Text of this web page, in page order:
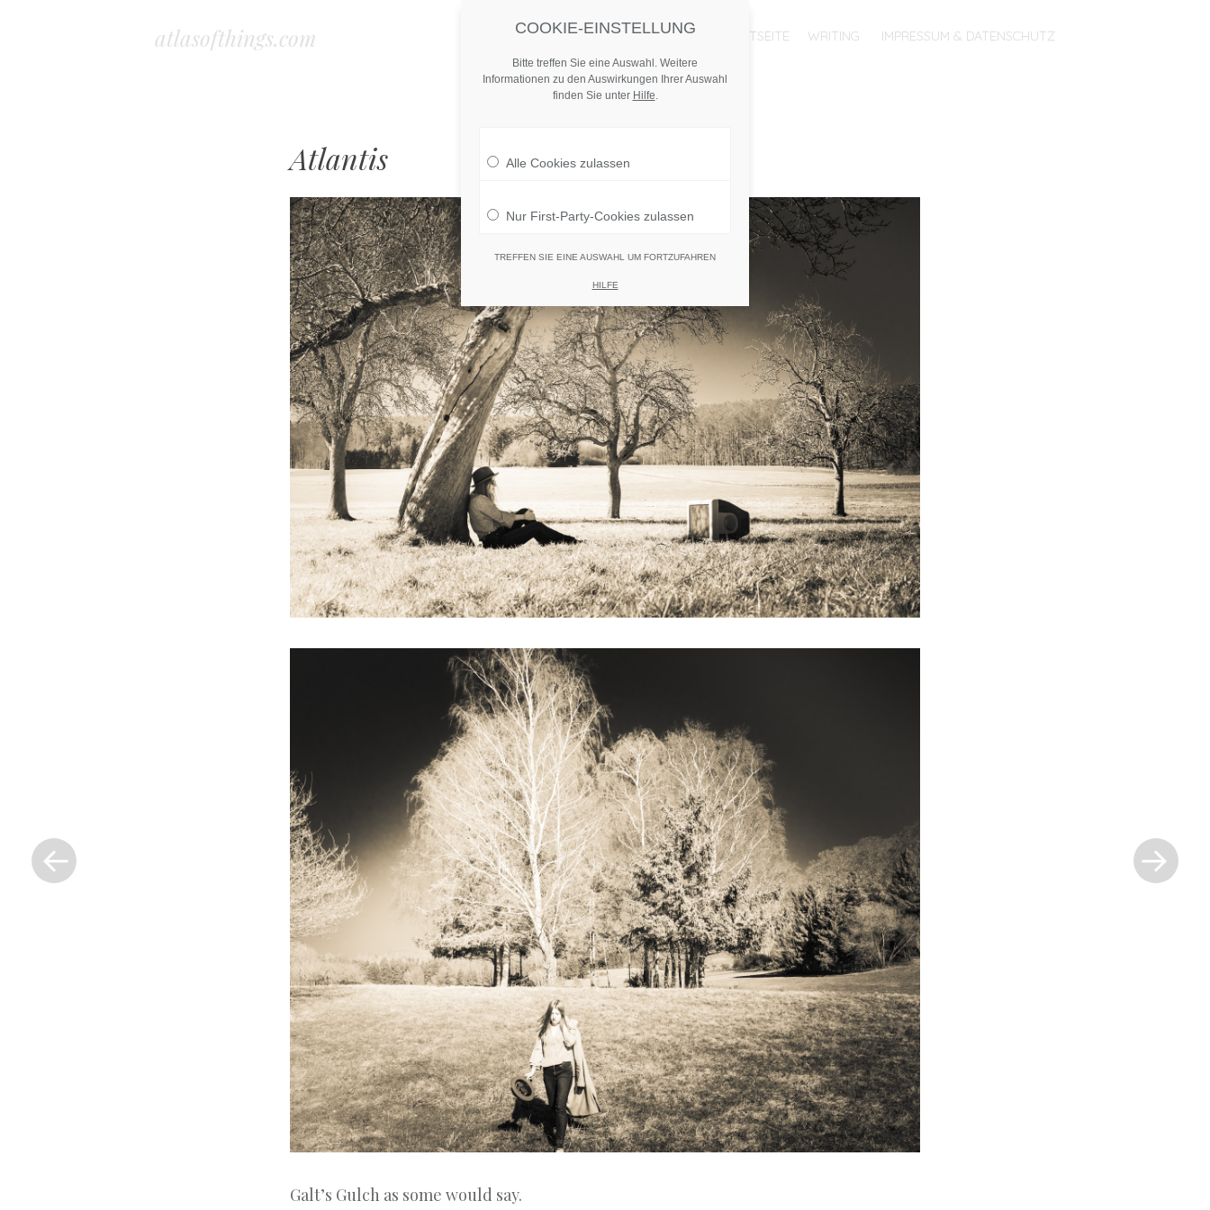
atlasofthings.com MENU
SKIP
CONTENT
STARTSEITE WRITING IMPRESSUM & DATENSCHUTZ
Atlantis
Galt’s Gulch as some would say.
Previous
COOKIE-EINSTELLUNG
Bitte treffen Sie eine Auswahl. Weitere
Informationen zu den Auswirkungen Ihrer Auswahl
finden Sie unter Hilfe.
Alle Cookies zulassen
Nur First-Party-Cookies zulassen
TREFFEN SIE EINE AUSWAHL UM FORTZUFAHREN
HILFE